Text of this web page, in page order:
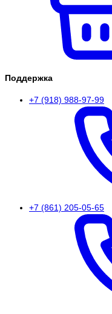
Поддержка
+7 (918) 988-97-99
+7 (861) 205-05-65